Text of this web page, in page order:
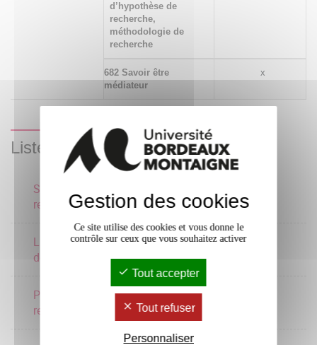
d’hypothèse de
recherche,
méthodologie de
recherche
682 Savoir être
médiateur
x
Liste des enseignements
Séminaire d'ouverture à la
recherche
1 crédits
La recherche projet en
design
Problématisation et
recherche scientifique
3 crédits
Gestion des cookies
Ce site utilise des cookies et vous donne le
contrôle sur ceux que vous souhaitez activer
Tout accepter
Tout refuser
Personnaliser